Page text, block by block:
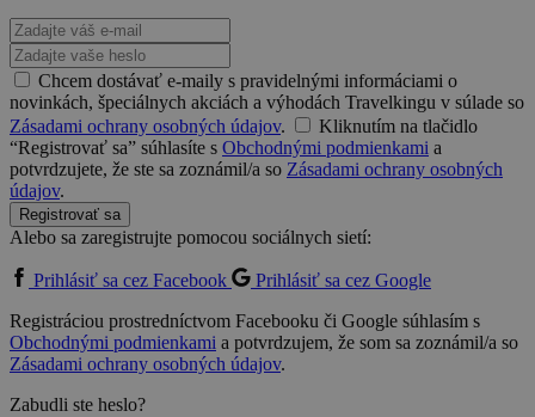
Chcem dostávať e-maily s pravidelnými informáciami o
novinkách, špeciálnych akciách a výhodách Travelkingu v súlade so
Zásadami ochrany osobných údajov.
Kliknutím na tlačidlo
“Registrovať sa” súhlasíte s Obchodnými podmienkami a
potvrdzujete, že ste sa zoznámil/a so Zásadami ochrany osobných
údajov.
Registrovať sa
Alebo sa zaregistrujte pomocou sociálnych sietí:
Prihlásiť sa cez Facebook
Prihlásiť sa cez Google
Registráciou prostredníctvom Facebooku či Google súhlasím s
Obchodnými podmienkami a potvrdzujem, že som sa zoznámil/a so
Zásadami ochrany osobných údajov.
Zabudli ste heslo?